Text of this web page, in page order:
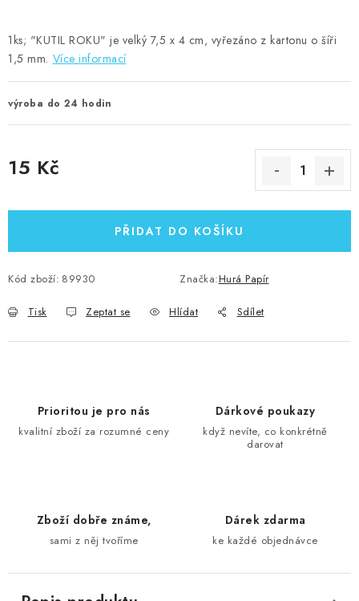
1ks; "KUTIL ROKU" je velký 7,5 x 4 cm, vyřezáno z kartonu o šíři
1,5 mm. Více informací
výroba do 24 hodin
15 Kč
PŘIDAT DO KOŠÍKU
Kód zboží: 89930 Značka:Hurá Papír
Tisk Zeptat se Hlídat Sdílet
Prioritou je pro nás
kvalitní zboží za rozumné ceny
Dárkové poukazy
když nevíte, co konkrétně
darovat
Zboží dobře známe,
sami z něj tvoříme
Dárek zdarma
ke každé objednávce